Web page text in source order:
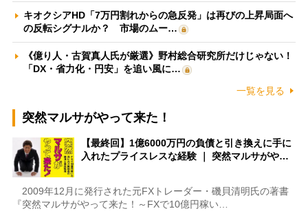
キオクシアHD「7万円割れからの急反発」は再びの上昇局面へ
の反転シグナルか？ 市場のムー…
《億り人・古賀真人氏が厳選》野村総合研究所だけじゃない！
「DX・省力化・円安」を追い風に…
一覧を見る
突然マルサがやって来た！
【最終回】1億6000万円の負債と引き換えに手に
入れたプライスレスな経験 ｜ 突然マルサがや…
2009年12月に発行された元FXトレーダー・磯貝清明氏の著書
『突然マルサがやって来た！～FXで10億円稼い…